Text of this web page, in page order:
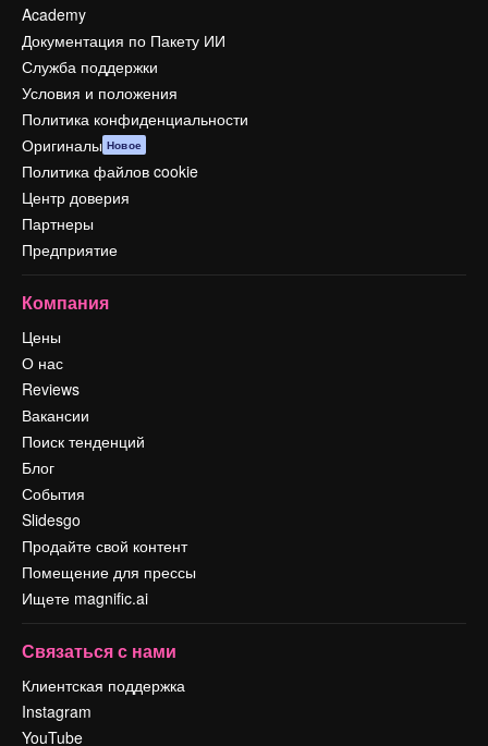
Academy
Документация по Пакету ИИ
Служба поддержки
Условия и положения
Политика конфиденциальности
Оригиналы Новое
Политика файлов cookie
Центр доверия
Партнеры
Предприятие
Компания
Цены
О нас
Reviews
Вакансии
Поиск тенденций
Блог
События
Slidesgo
Продайте свой контент
Помещение для прессы
Ищете magnific.ai
Связаться с нами
Клиентская поддержка
Instagram
YouTube